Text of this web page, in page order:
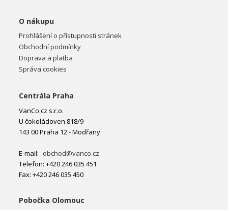
O nákupu
Prohlášení o přístupnosti stránek
Obchodní podmínky
Doprava a platba
Správa cookies
Centrála Praha
VanCo.cz s.r.o.
U čokoládoven 818/9
143 00 Praha 12 - Modřany
E-mail: obchod@vanco.cz
Telefon: +420 246 035 451
Fax: +420 246 035 450
Pobočka Olomouc